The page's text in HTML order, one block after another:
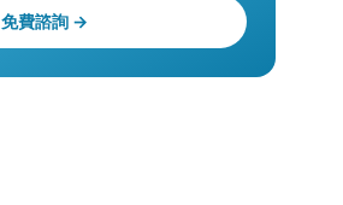
免費諮詢 →